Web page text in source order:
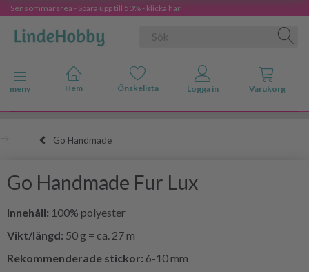
Sensommarsrea - Spara upp till 50% - klicka här
Ändra navigering
meny
Go Handmade
Go Handmade Fur Lux
Innehåll: 100% polyester
Vikt/längd: 50 g = ca. 27 m
Rekommenderade stickor: 6-10 mm